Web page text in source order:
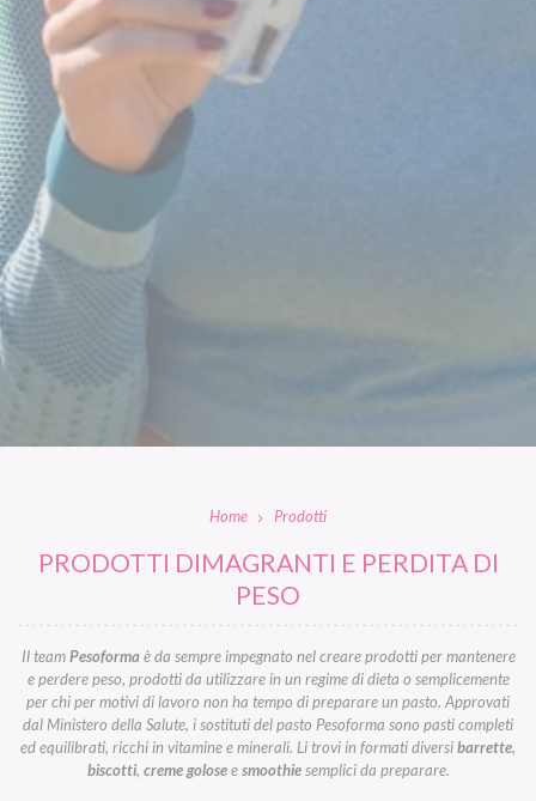
Home Prodotti
PRODOTTI DIMAGRANTI E PERDITA DI
PESO
Il teamPesoformaè da sempre impegnato nel creare prodotti per mantenere
e perdere peso, prodotti da utilizzare in un regime di dieta o semplicemente
per chi per motivi di lavoro non ha tempo di preparare un pasto. Approvati
dal Ministero della Salute, i sostituti del pasto Pesoforma sono pasti completi
ed equilibrati, ricchi in vitamine e minerali. Li trovi in formati diversibarrette,
biscotti, creme goloseesmoothiesemplici da preparare.